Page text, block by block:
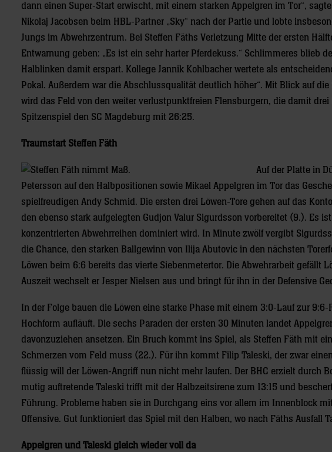
dann einen Super-Start erwischt, mit einem starken Appelgren im Tor“,
Nikolaj Jacobsen beim HBL-Partner „Sky“ nach der Partie und lobte
Jungs im Abwehrzentrum. Bei Steffen Fäths Verletzung Mitte der ersten
Entwarnung geben: „Es ist ein sehr harter Pferdekuss.“ Schlimmeres blieb
Halblinken damit erspart. Kollege Jannik Kohlbacher wertete als
Pokal. Außerdem war die Abschlussqualität deutlich höher“. Mit Blick auf
wird das Feld von den weiter verlustpunktfreien Flensburgern, die damit
Spitzenspiel den SC Magdeburg mit 26:25.
Traumstart Steffen Fäth
Auf der Platte in
Petersson auf den Halbpositionen sowie Mikael Appelgren im Tor das
spielfreudigen Andy Schmid. Die ersten drei Löwen-Tore gehen auf das
den ebenso stark aufgelegten Gudjon Valur Sigurdsson vorbereitet (9.). Es
konzentrierten Abwehrreihen dominiert wird. In Minute zwölf vergibt
die Chance, den starken Ballgewinn von Ilija Abutovic in den nächsten
Löwen beim 6:6 bereits das vierte Siebenmetertor. Die Abwehrarbeit gefällt
Auszeit wechselt er Jesper Nielsen aus und bringt für ihn in der Defensive
In der Folge bauen die Löwen eine starke Phase mit einem 3:0-Lauf zur
Hochform aufläuft. Die sechs Paraden der ersten 30 Minuten landet
davonzuziehen ansetzen. Ein Bruch kommt ins Spiel, als Steffen Fäth mit
Schmerzen vom Feld muss (22.). Für ihn kommt Filip Taleski, der zwar
flüssig will der Löwen-Angriff nun nicht mehr laufen. Der BHC erzielt durch
mutig auftretende Taleski trifft mit der Halbzeitsirene zum 13:15 und
Führung. Probleme haben sie in Durchgang eins vor allem im Innenblock
Offensive. Gut funktioniert das Spiel mit den Halben, wo nach Fäths Ausfall
Appelgren und Taleski gleich wieder voll da